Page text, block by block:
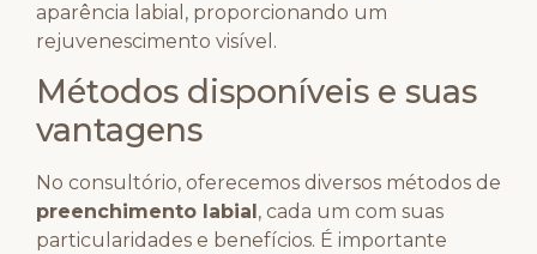
aparência labial, proporcionando um
rejuvenescimento visível.
Métodos disponíveis e suas
vantagens
No consultório, oferecemos diversos métodos de
preenchimento labial , cada um com suas
particularidades e benefícios. É importante